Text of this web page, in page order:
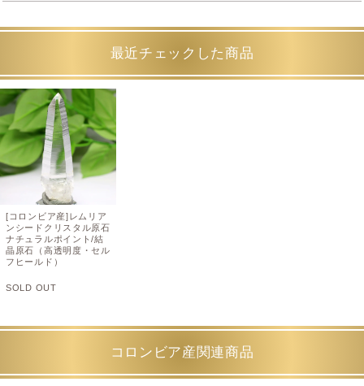
最近チェックした商品
[コロンビア産]レムリア
ンシードクリスタル原石
ナチュラルポイント/結
晶原石（高透明度・セル
フヒールド）
SOLD OUT
コロンビア産関連商品